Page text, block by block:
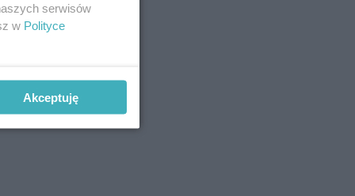
serwisów
w Polityce
Akceptuję